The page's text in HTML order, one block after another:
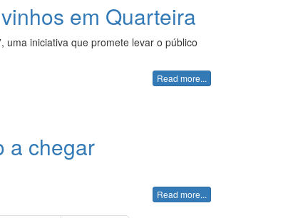
em Quarteira
uma iniciativa que promete levar o público
Read more...
a chegar
Read more...